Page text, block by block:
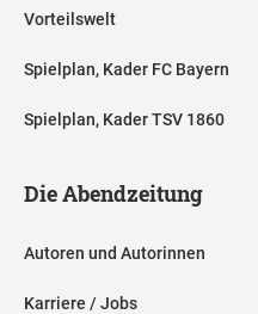
Vorteilswelt
Spielplan, Kader FC Bayern
Spielplan, Kader TSV 1860
Die Abendzeitung
Autoren und Autorinnen
Karriere / Jobs